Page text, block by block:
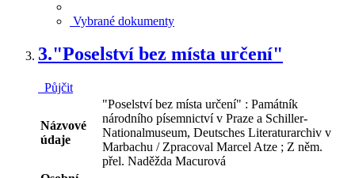
Vybrané dokumenty
3."Poselství bez místa určení"
Půjčit
Názvové
údaje
"Poselství bez místa určení" : Památník
národního písemnictví v Praze a Schiller-
Nationalmuseum, Deutsches Literaturarchiv v
Marbachu / Zpracoval Marcel Atze ; Z něm.
přel. Naděžda Macurová